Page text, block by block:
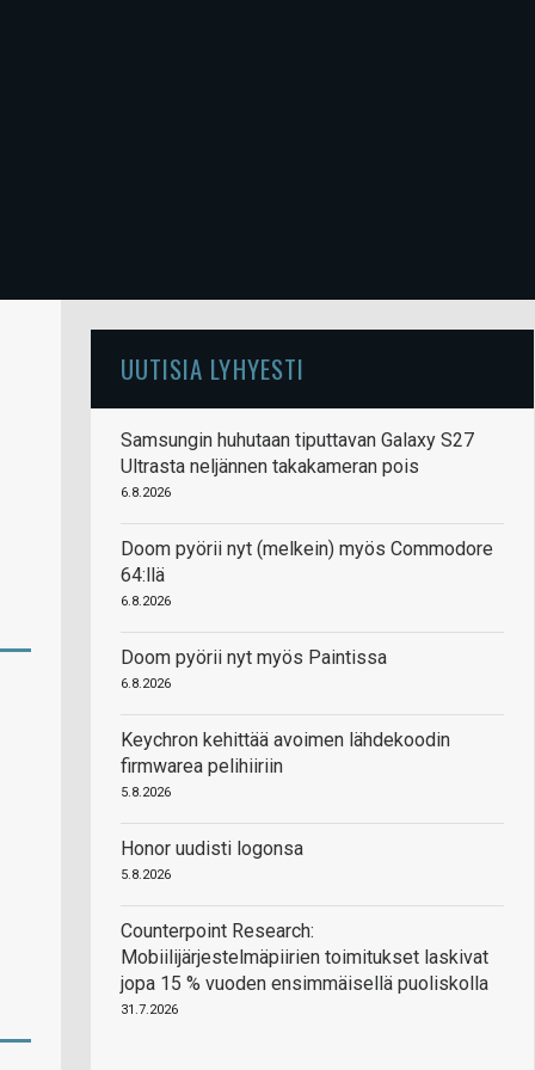
UUTISIA LYHYESTI
Samsungin huhutaan tiputtavan Galaxy S27
Ultrasta neljännen takakameran pois
6.8.2026
Doom pyörii nyt (melkein) myös Commodore
64:llä
6.8.2026
Doom pyörii nyt myös Paintissa
6.8.2026
Keychron kehittää avoimen lähdekoodin
firmwarea pelihiiriin
5.8.2026
Honor uudisti logonsa
5.8.2026
Counterpoint Research:
Mobiilijärjestelmäpiirien toimitukset laskivat
jopa 15 % vuoden ensimmäisellä puoliskolla
31.7.2026